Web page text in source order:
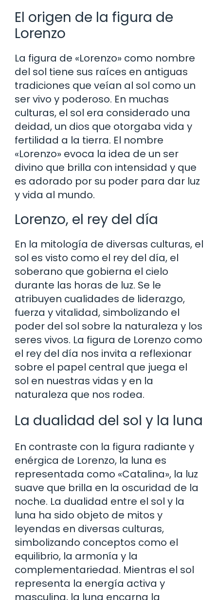
El origen de la figura de
Lorenzo
La figura de «Lorenzo» como nombre
del sol tiene sus raíces en antiguas
tradiciones que veían al sol como un
ser vivo y poderoso. En muchas
culturas, el sol era considerado una
deidad, un dios que otorgaba vida y
fertilidad a la tierra. El nombre
«Lorenzo» evoca la idea de un ser
divino que brilla con intensidad y que
es adorado por su poder para dar luz
y vida al mundo.
Lorenzo, el rey del día
En la mitología de diversas culturas, el
sol es visto como el rey del día, el
soberano que gobierna el cielo
durante las horas de luz. Se le
atribuyen cualidades de liderazgo,
fuerza y vitalidad, simbolizando el
poder del sol sobre la naturaleza y los
seres vivos. La figura de Lorenzo como
el rey del día nos invita a reflexionar
sobre el papel central que juega el
sol en nuestras vidas y en la
naturaleza que nos rodea.
La dualidad del sol y la luna
En contraste con la figura radiante y
enérgica de Lorenzo, la luna es
representada como «Catalina», la luz
suave que brilla en la oscuridad de la
noche. La dualidad entre el sol y la
luna ha sido objeto de mitos y
leyendas en diversas culturas,
simbolizando conceptos como el
equilibrio, la armonía y la
complementariedad. Mientras el sol
representa la energía activa y
masculina, la luna encarna la